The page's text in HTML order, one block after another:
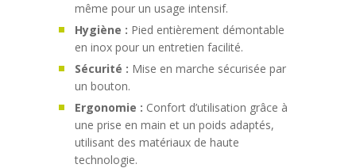
même pour un usage intensif.
Hygiène : Pied entièrement démontable
en inox pour un entretien facilité.
Sécurité : Mise en marche sécurisée par
un bouton.
Ergonomie : Confort d’utilisation grâce à
une prise en main et un poids adaptés,
utilisant des matériaux de haute
technologie.